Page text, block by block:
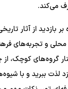
می‌کند.
بر بازدید از آثار
محلی و تجربه‌های
گروه‌های کوچک،
لذت ببرید و با